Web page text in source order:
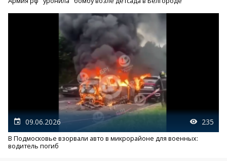
09.06.2026 235
В Подмосковье взорвали авто в микрорайоне для военных:
водитель погиб